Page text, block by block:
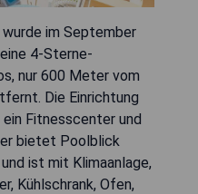
im September
4-Sterne-
nur 600 Meter vom
Die Einrichtung
Fitnesscenter und
bietet Poolblick
ist mit Klimaanlage,
Kühlschrank, Ofen,